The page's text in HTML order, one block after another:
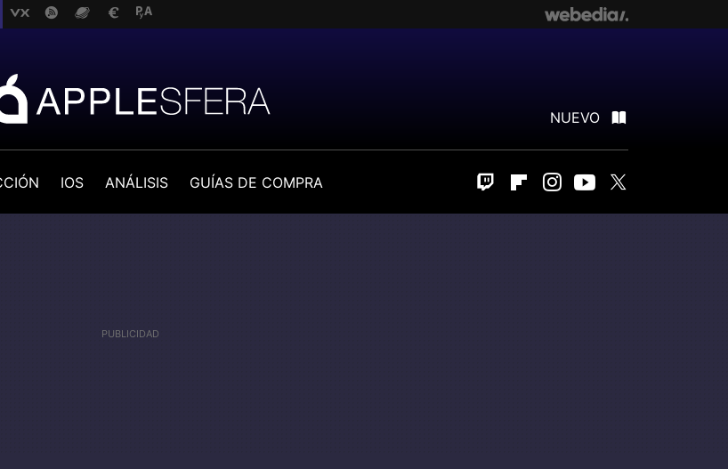
NUEVO
IOS ANÁLISIS GUÍAS DE COMPRA Twitch FlipboardInstagram
Youtube